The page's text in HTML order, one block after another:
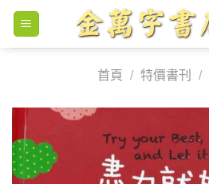
Skip
content
首頁
/ 特價書刊 /